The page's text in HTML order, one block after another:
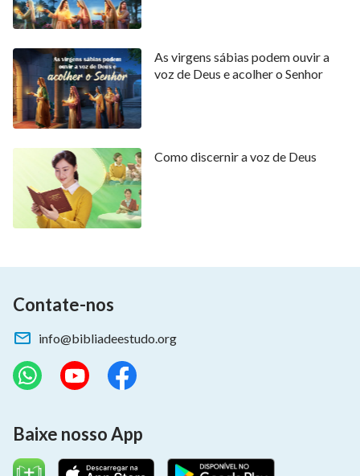
As virgens sábias podem ouvir a
voz de Deus e acolher o Senhor
Como discernir a voz de Deus
Contate-nos
info@bibliadeestudo.org
Baixe nosso App